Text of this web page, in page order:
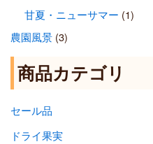
甘夏・ニューサマー (1)
農園風景(3)
商品カテゴリ
セール品
ドライ果実